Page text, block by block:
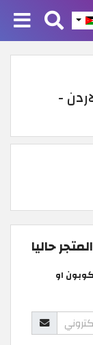
-
حاليا
او